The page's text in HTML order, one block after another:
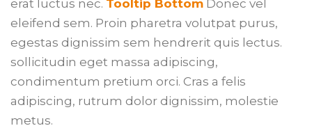
erat luctus nec. Tooltip Bottom Donec vel
eleifend sem. Proin pharetra volutpat purus,
egestas dignissim sem hendrerit quis lectus.
sollicitudin eget massa adipiscing,
condimentum pretium orci. Cras a felis
adipiscing, rutrum dolor dignissim, molestie
metus.